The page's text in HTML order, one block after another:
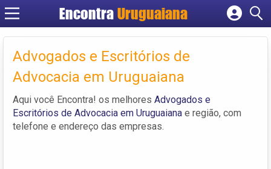
Encontra Uruguaiana
Cadastrar empresa
Criar conta
Advogados e Escritórios de
Advocacia em Uruguaiana
Aqui você Encontra! os melhores Advogados e
Escritórios de Advocacia em Uruguaiana e região, com
telefone e endereço das empresas.